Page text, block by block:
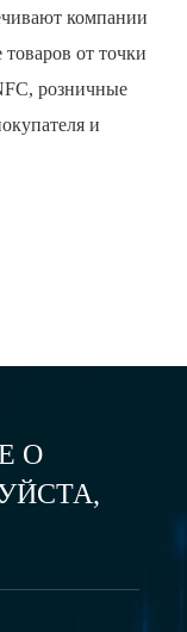
компании
от точки
розничные
и
О